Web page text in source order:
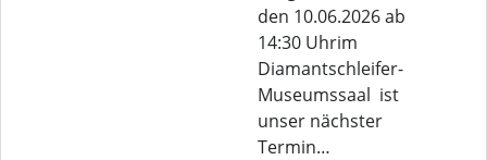
den 10.06.2026 ab
14:30 Uhrim
Diamantschleifer-
Museumssaal ist
unser nächster
Termin…